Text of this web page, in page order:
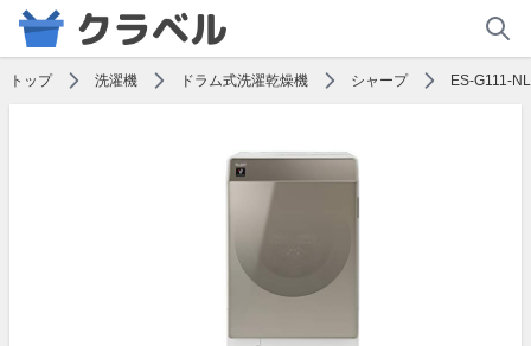
トップ 洗濯機 ドラム式洗濯乾燥機 シャープ ES-G111-NL